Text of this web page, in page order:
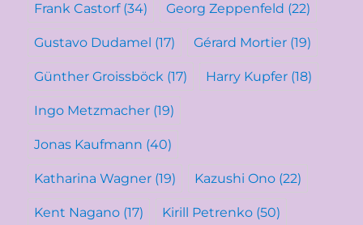
Frank Castorf(34) Georg Zeppenfeld (22)
Gustavo Dudamel (17) Gérard Mortier (19)
Günther Groissböck (17) Harry Kupfer (18)
Ingo Metzmacher (19)
Jonas Kaufmann (40)
Katharina Wagner (19) Kazushi Ono (22)
Kent Nagano (17) Kirill Petrenko (50)